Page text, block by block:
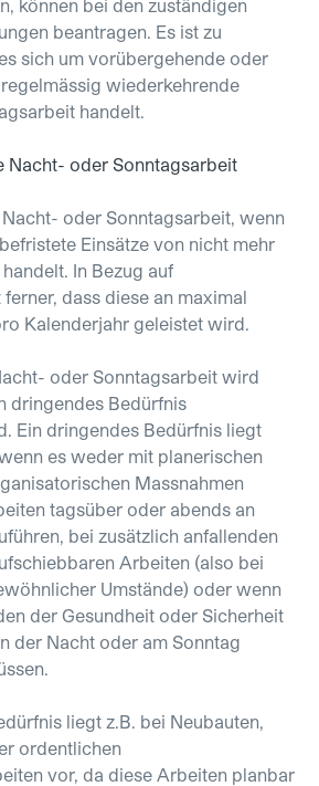
können bei den zuständigen
beantragen. Es ist zu
sich um vorübergehende oder
wiederkehrende
handelt.
Nacht- oder Sonntagsarbeit
oder Sonntagsarbeit, wenn
Einsätze von nicht mehr
In Bezug auf
dass diese an maximal
Kalenderjahr geleistet wird.
oder Sonntagsarbeit wird
dringendes Bedürfnis
Ein dringendes Bedürfnis liegt
es weder mit planerischen
Massnahmen
tagsüber oder abends an
bei zusätzlich anfallenden
Arbeiten (also bei
Umstände) oder wenn
der Gesundheit oder Sicherheit
der Nacht oder am Sonntag
liegt z.B. bei Neubauten,
ordentlichen
vor, da diese Arbeiten planbar